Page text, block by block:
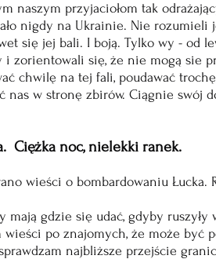
naszym przyjaciołom tak
nigdy na Ukrainie. Nie rozumieli
się jej bali. I boją. Tylko wy - od
i zorientowali się, że nie mogą sie
chwilę na tej fali, poudawać
nas w stronę zbirów. Ciągnie swój
Ciężka noc, nielekki ranek.
wieści o bombardowaniu Łucka.
mają gdzie się udać, gdyby ruszyły
wieści po znajomych, że może być
najbliższe przejście